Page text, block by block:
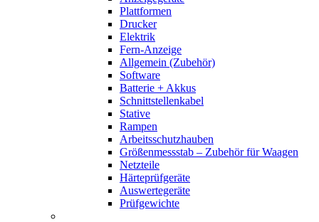
Plattformen
Drucker
Elektrik
Fern-Anzeige
Allgemein (Zubehör)
Software
Batterie + Akkus
Schnittstellenkabel
Stative
Rampen
Arbeitsschutzhauben
Größenmessstab – Zubehör für Waagen
Netzteile
Härteprüfgeräte
Auswertegeräte
Prüfgewichte